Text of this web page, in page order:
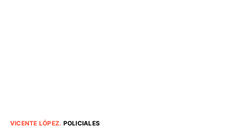
VICENTE LÓPEZ. POLICIALES